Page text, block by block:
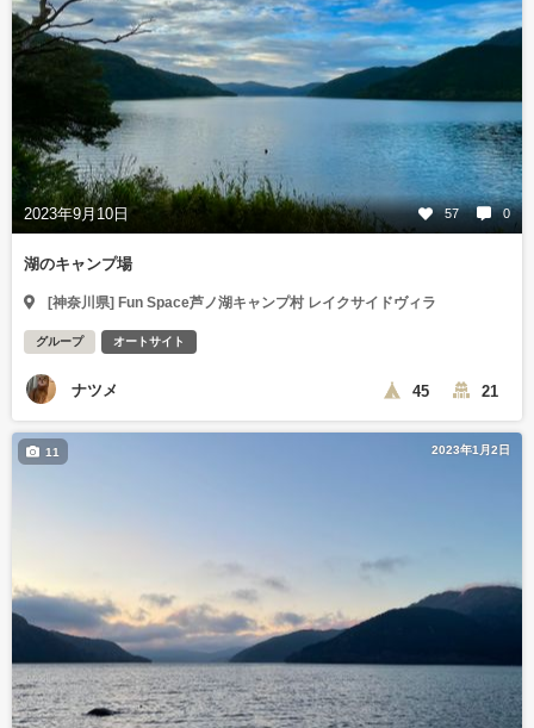
2023年9月10日 57 0
湖のキャンプ場
[神奈川県] Fun Space芦ノ湖キャンプ村 レイクサイドヴィラ
グループ オートサイト
ナツメ 45 21
2023年1月2日
11